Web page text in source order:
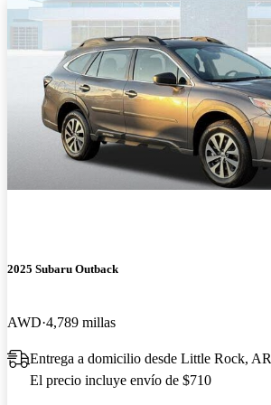
2025 Subaru Outback
AWD 4,789 millas
Entrega a domicilio desde Little Rock, AR
El precio incluye envío de $710